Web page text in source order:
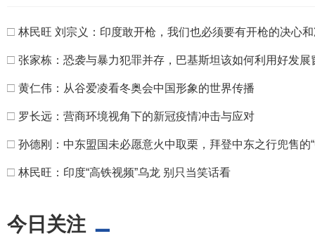
□ 林民旺 刘宗义：印度敢开枪，我们也必须要有开枪的决心
□ 张家栋：恐袭与暴力犯罪并存，巴基斯坦该如何利用好发展
□ 黄仁伟：从谷爱凌看冬奥会中国形象的世界传播
□ 罗长远：营商环境视角下的新冠疫情冲击与应对
□ 孙德刚：中东盟国未必愿意火中取栗，拜登中东之行兜售的
□ 林民旺：印度“高铁视频”乌龙 别只当笑话看
今日关注